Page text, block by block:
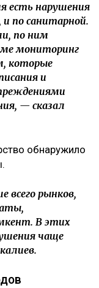
есть нарушения
по санитарной.
по ним
мониторинг
которые
и
— сказал
обнаружило
всего рынков,
В этих
чаще